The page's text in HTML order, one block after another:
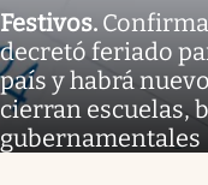
Festivos.
decretó feriado
país y habrá
cierran escuelas,
gubernamentales